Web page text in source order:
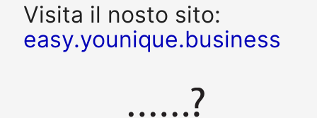
Visita il nosto sito:
easy.younique.business